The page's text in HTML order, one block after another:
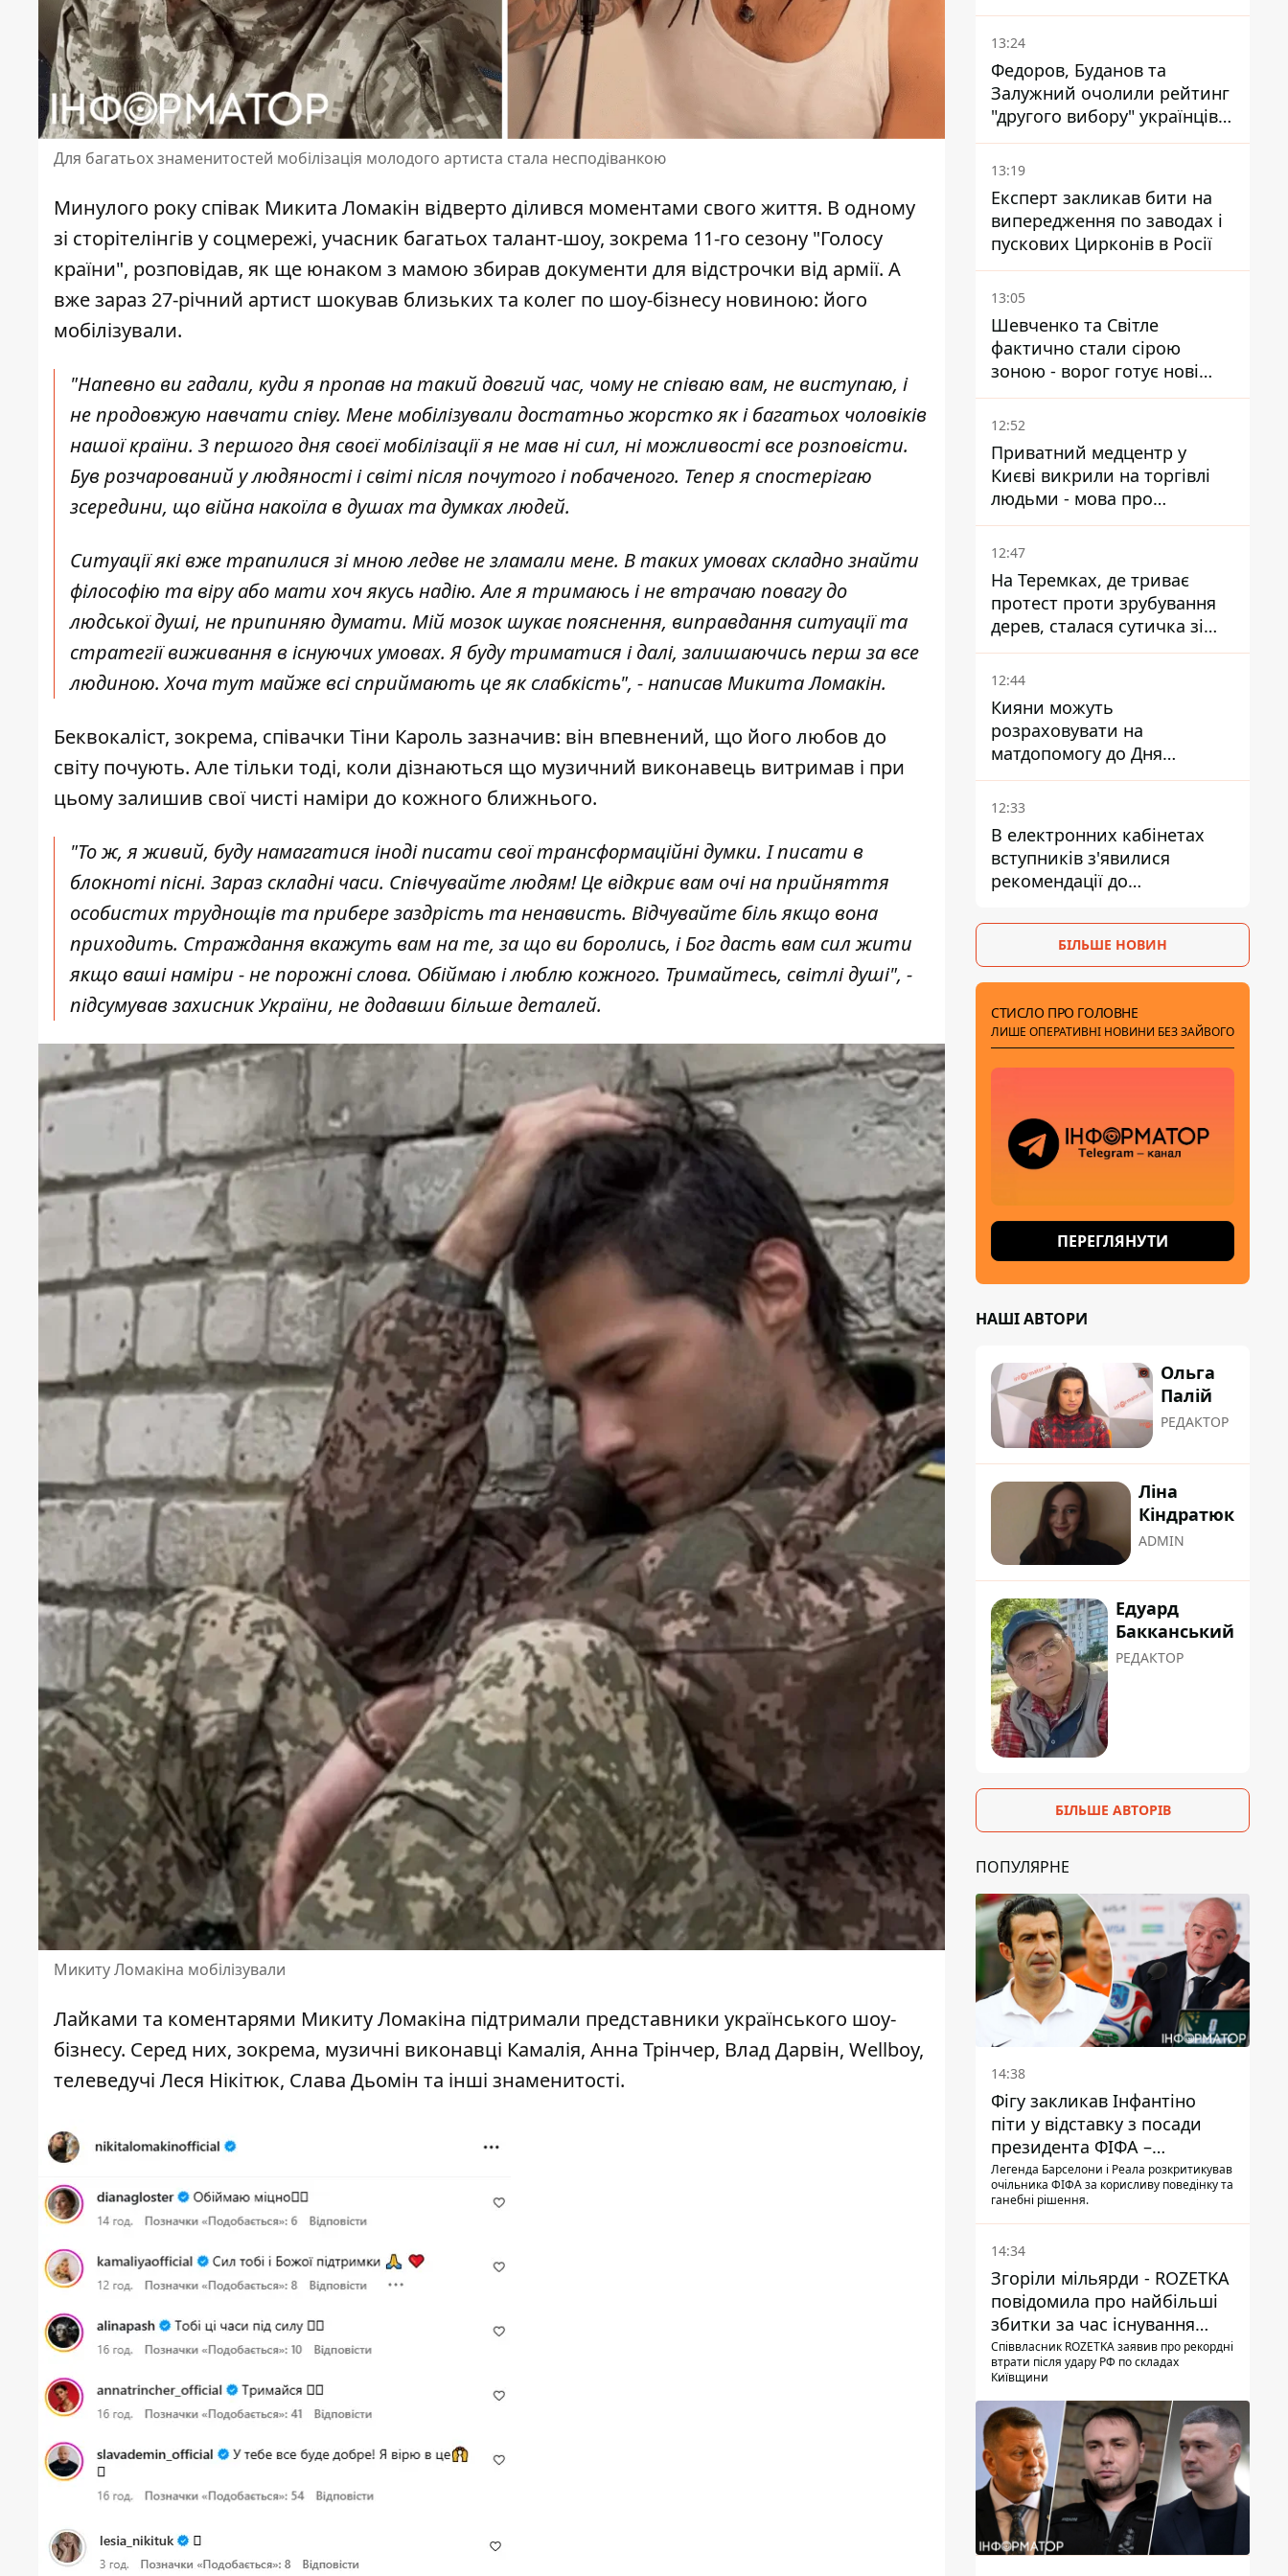
Для багатьох знаменитостей мобілізація молодого артиста стала несподіванкою
Минулого року співак Микита Ломакін відверто ділився моментами свого життя. В одному
зі сторітелінгів у соцмережі, учасник багатьох талант-шоу, зокрема 11-го сезону "Голосу
країни", розповідав, як ще юнаком з мамою збирав документи для відстрочки від армії. А
вже зараз 27-річний артист шокував близьких та колег по шоу-бізнесу новиною: його
мобілізували.
"Напевно ви гадали, куди я пропав на такий довгий час, чому не співаю вам, не виступаю, і
не продовжую навчати співу. Мене мобілізували достатньо жорстко як і багатьох чоловіків
нашої країни. З першого дня своєї мобілізації я не мав ні сил, ні можливості все розповісти.
Був розчарований у людяності і світі після почутого і побаченого. Тепер я спостерігаю
зсередини, що війна накоїла в душах та думках людей.
Ситуації які вже трапилися зі мною ледве не зламали мене. В таких умовах складно знайти
філософію та віру або мати хоч якусь надію. Але я тримаюсь і не втрачаю повагу до
людської душі, не припиняю думати. Мій мозок шукає пояснення, виправдання ситуації та
стратегії виживання в існуючих умовах. Я буду триматися і далі, залишаючись перш за все
людиною. Хоча тут майже всі сприймають це як слабкість", - написав Микита Ломакін.
Беквокаліст, зокрема, співачки Тіни Кароль зазначив: він впевнений, що його любов до
світу почують. Але тільки тоді, коли дізнаються що музичний виконавець витримав і при
цьому залишив свої чисті наміри до кожного ближнього.
"То ж, я живий, буду намагатися іноді писати свої трансформаційні думки. І писати в
блокноті пісні. Зараз складні часи. Співчувайте людям! Це відкриє вам очі на прийняття
особистих труднощів та прибере заздрість та ненависть. Відчувайте біль якщо вона
приходить. Страждання вкажуть вам на те, за що ви боролись, і Бог дасть вам сил жити
якщо ваші наміри - не порожні слова. Обіймаю і люблю кожного. Тримайтесь, світлі душі", -
підсумував захисник України, не додавши більше деталей.
Микиту Ломакіна мобілізували
Лайками та коментарями Микиту Ломакіна підтримали представники українського шоу-
бізнесу. Серед них, зокрема, музичні виконавці Камалія, Анна Трінчер, Влад Дарвін, Wellboy,
телеведучі Леся Нікітюк, Слава Дьомін та інші знаменитості.
майже 14 тисяч одиниць
13:24
Федоров, Буданов та
Залужний очолили рейтинг
"другого вибору" українців -
опитування показало
альтернативні симпатії
13:19
Експерт закликав бити на
випередження по заводах і
пускових Цирконів в Росії
13:05
Шевченко та Світле
фактично стали сірою
зоною - ворог готує нові
атаки на Добропільському
напрямку
12:52
Приватний медцентр у
Києві викрили на торгівлі
людьми - мова про
сурогатне материнство
12:47
На Теремках, де триває
протест проти зрубування
дерев, сталася сутичка зі
спецназом поліції
12:44
Кияни можуть
розраховувати на
матдопомогу до Дня
незалежності - кому її
дадуть
12:33
В електронних кабінетах
вступників з'явилися
рекомендації до
в магістратуру - що треба
встигнути до 11 серпня
БІЛЬШЕ НОВИН
СТИСЛО ПРО ГОЛОВНЕ
ЛИШЕ ОПЕРАТИВНІ НОВИНИ БЕЗ ЗАЙВОГО
ПЕРЕГЛЯНУТИ
НАШІ АВТОРИ
Ольга
Палій
РЕДАКТОР
Ліна
Кіндратюк
ADMIN
Едуард
Бакканський
РЕДАКТОР
БІЛЬШЕ АВТОРІВ
ПОПУЛЯРНЕ
14:38
Фігу закликав Інфантіно
піти у відставку з посади
президента ФІФА –
врятувати футбол ще не
пізно
Легенда Барселони і Реала розкритикував
очільника ФІФА за корисливу поведінку та
ганебні рішення.
14:34
Згоріли мільярди - ROZETKA
повідомила про найбільші
збитки за час існування
компанії
Співвласник ROZETKA заявив про рекордні
втрати після удару РФ по складах
Київщини